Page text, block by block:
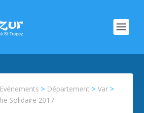
Evénements > Département >Var >
Solidaire 2017